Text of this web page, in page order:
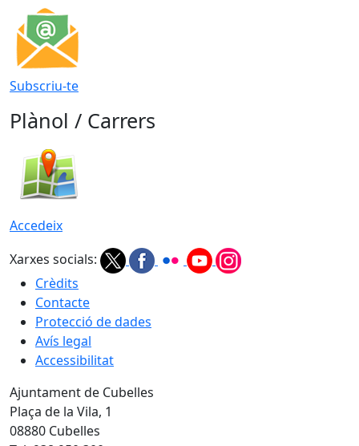
Subscriu-te
Plànol / Carrers
Accedeix
Xarxes socials:
Crèdits
Contacte
Protecció de dades
Avís legal
Accessibilitat
Ajuntament de Cubelles
Plaça de la Vila, 1
08880 Cubelles